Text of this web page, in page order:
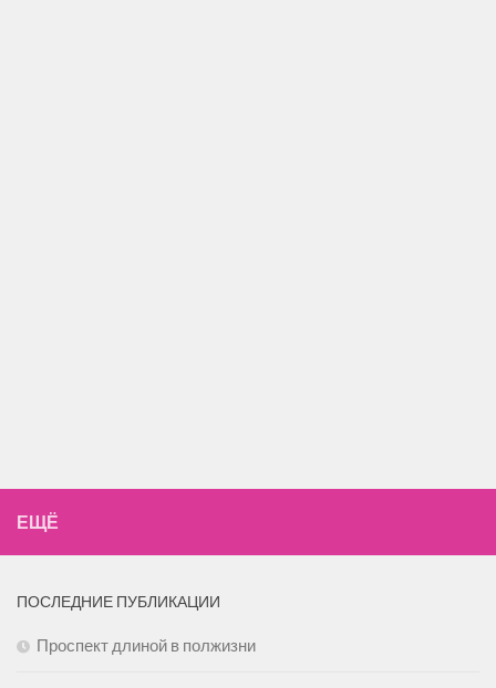
ЕЩЁ
ПОСЛЕДНИЕ ПУБЛИКАЦИИ
Проспект длиной в полжизни